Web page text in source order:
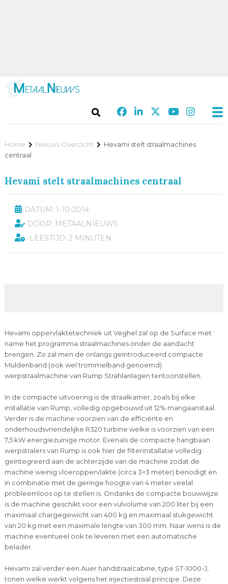
Home Nieuws Overzicht
Hevami stelt straalmachines
centraal
Hevami stelt straalmachines centraal
DATUM: 1-10-2014
DOOR: METAALNIEUWS
LEESTIJD: 2 MINUTEN
Hevami oppervlaktetechniek uit Veghel zal op de Surface met
name het programma straalmachines onder de aandacht
brengen. Zo zal men de onlangs geïntroduceerd compacte
Muldenband (ook wel trommelband genoemd)
werpstraalmachine van Rump Strahlanlagen tentoonstellen.
In de compacte uitvoering is de straalkamer, zoals bij elke
installatie van Rump, volledig opgebouwd uit 12% mangaanstaal.
Verder is de machine voorzien van de efficiënte en
onderhoudsvriendelijke R320 turbine welke is voorzien van een
7,5 kW energiezuinige motor. Evenals de compacte hangbaan
werpstralers van Rump is ook hier de filterinstallatie volledig
geïntegreerd aan de achterzijde van de machine zodat de
machine weinig vloeroppervlakte (circa 3×3 meter) benodigt en
in combinatie met de geringe hoogte van 4 meter veelal
probleemloos op te stellen is. Ondanks de compacte bouwwijze
is de machine geschikt voor een vulvolume van 200 liter bij een
maximaal chargegewicht van 400 kg en maximaal stukgewicht
van 20 kg met een maximale lengte van 300 mm. Naar wens is de
machine eventueel ook te leveren met een automatische
belader.
Hevami zal verder een Auer handstraalcabine, type ST-1000-J,
tonen welke werkt volgens het injectiestraal principe. Deze